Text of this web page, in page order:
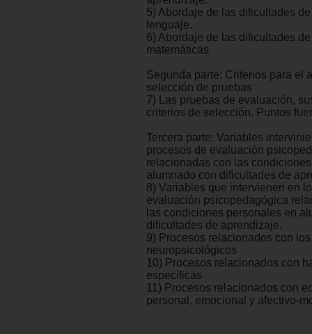
5) Abordaje de las dificultades
lenguaje.
6) Abordaje de las dificultades
matemáticas
Segunda parte: Criterios para el
selección de pruebas
7) Las pruebas de evaluación,
criterios de selección. Puntos
Tercera parte: Variables
procesos de evaluación
relacionadas con las
alumnado con dificultades de
8) Variables que intervienen en
evaluación psicopedagógica
las condiciones personales en
dificultades de aprendizaje.
9) Procesos relacionados con
neuropsicológicos
10) Procesos relacionados con
específicas
11) Procesos relacionados con
personal, emocional y afectivo-